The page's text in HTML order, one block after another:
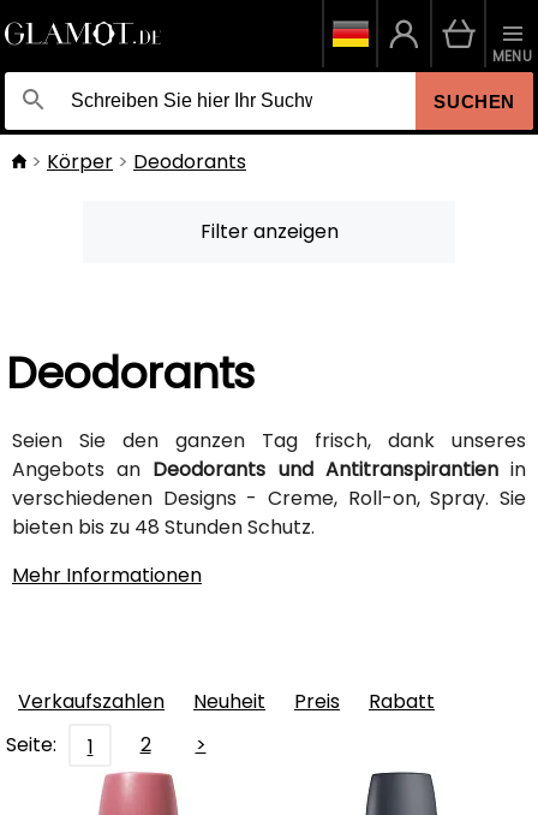
SUCHEN
MENU
Körper Deodorants
Filter anzeigen
Deodorants
Seien Sie den ganzen Tag frisch, dank unseres
Angebots an Deodorants und Antitranspirantienin
verschiedenen Designs - Creme, Roll-on, Spray. Sie
bieten bis zu 48 Stunden Schutz.
Mehr Informationen
Verkaufszahlen Neuheit Preis
Rabatt
Seite:
1 2 >